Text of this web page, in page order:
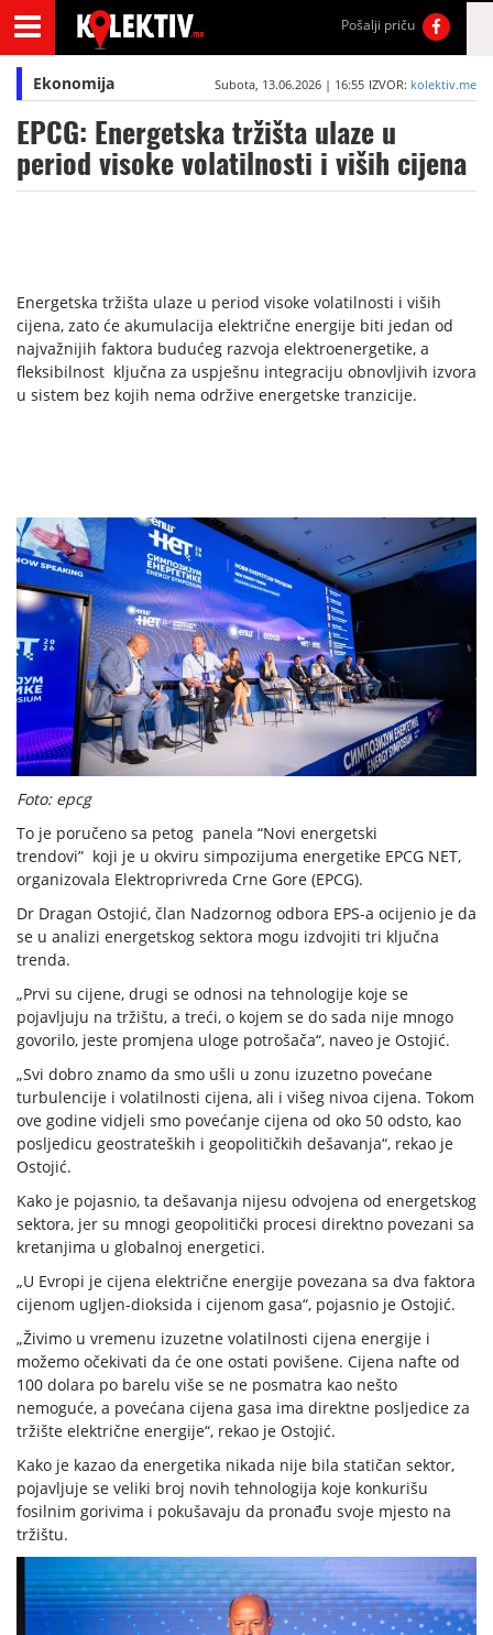
Pošalji priču
Ekonomija Subota, 13.06.2026 | 16:55 IZVOR: kolektiv.me
EPCG: Energetska tržišta ulaze u
period visoke volatilnosti i viših cijena
Energetska tržišta ulaze u period visoke volatilnosti i viših
cijena, zato će akumulacija električne energije biti jedan od
najvažnijih faktora budućeg razvoja elektroenergetike, a
fleksibilnost ključna za uspješnu integraciju obnovljivih izvora
u sistem bez kojih nema održive energetske tranzicije.
Foto: epcg
To je poručeno sa petog panela “Novi energetski
trendovi” koji je u okviru simpozijuma energetike EPCG NET,
organizovala Elektroprivreda Crne Gore (EPCG).
Dr Dragan Ostojić, član Nadzornog odbora EPS-a ocijenio je da
se u analizi energetskog sektora mogu izdvojiti tri ključna
trenda.
„Prvi su cijene, drugi se odnosi na tehnologije koje se
pojavljuju na tržištu, a treći, o kojem se do sada nije mnogo
govorilo, jeste promjena uloge potrošača“, naveo je Ostojić.
„Svi dobro znamo da smo ušli u zonu izuzetno povećane
turbulencije i volatilnosti cijena, ali i višeg nivoa cijena. Tokom
ove godine vidjeli smo povećanje cijena od oko 50 odsto, kao
posljedicu geostrateških i geopolitičkih dešavanja“, rekao je
Ostojić.
Kako je pojasnio, ta dešavanja nijesu odvojena od energetskog
sektora, jer su mnogi geopolitički procesi direktno povezani sa
kretanjima u globalnoj energetici.
„U Evropi je cijena električne energije povezana sa dva faktora
cijenom ugljen-dioksida i cijenom gasa“, pojasnio je Ostojić.
„Živimo u vremenu izuzetne volatilnosti cijena energije i
možemo očekivati da će one ostati povišene. Cijena nafte od
100 dolara po barelu više se ne posmatra kao nešto
nemoguće, a povećana cijena gasa ima direktne posljedice za
tržište električne energije“, rekao je Ostojić.
Kako je kazao da energetika nikada nije bila statičan sektor,
pojavljuje se veliki broj novih tehnologija koje konkurišu
fosilnim gorivima i pokušavaju da pronađu svoje mjesto na
tržištu.